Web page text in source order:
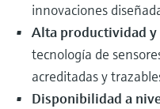
innovaciones
Alta productividad
tecnología de
acreditadas y
Disponibilidad a